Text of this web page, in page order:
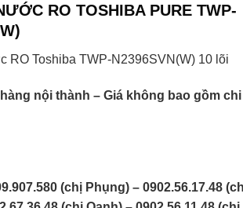
RO TOSHIBA PURE TWP-
nội thành – Giá không bao gồm
(chị Phụng) – 0902.56.17.48